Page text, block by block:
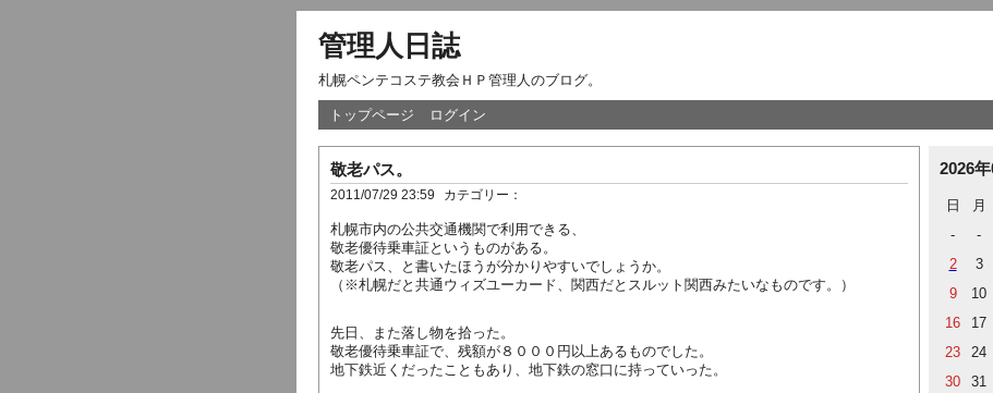
管理人日誌
札幌ペンテコステ教会ＨＰ管理人のブログ。
トップページ ログイン
敬老パス。
2011/07/29 23:59 カテゴリー：
札幌市内の公共交通機関で利用できる、
敬老優待乗車証というものがある。
敬老パス、と書いたほうが分かりやすいでしょうか。
（※札幌だと共通ウィズユーカード、関西だとスルット関西みたいなものです。）
先日、また落し物を拾った。
敬老優待乗車証で、残額が８０００円以上あるものでした。
地下鉄近くだったこともあり、地下鉄の窓口に持っていった。
2026年
日 月
-
-
2
3
9
10
16
17
23
24
30
31